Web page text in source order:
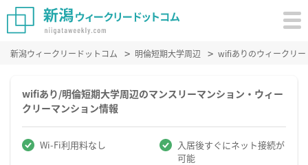
新潟ウィークリードットコム 明倫短期大学周辺 wifiありのウィークリ
wifiあり/明倫短期大学周辺のマンスリーマンション・ウィー
クリーマンション情報
Wi-Fi利用料なし
入居後すぐにネット接続が
可能